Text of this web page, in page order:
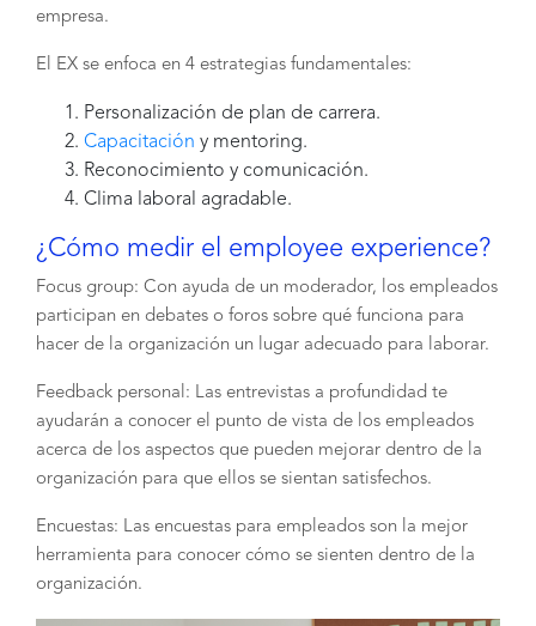
empresa.
El EX se enfoca en 4 estrategias fundamentales:
Personalización de plan de carrera.
Capacitación y mentoring.
Reconocimiento y comunicación.
Clima laboral agradable.
¿Cómo medir el employee experience?
Focus group: Con ayuda de un moderador, los empleados
participan en debates o foros sobre qué funciona para
hacer de la organización un lugar adecuado para laborar.
Feedback personal: Las entrevistas a profundidad te
ayudarán a conocer el punto de vista de los empleados
acerca de los aspectos que pueden mejorar dentro de la
organización para que ellos se sientan satisfechos.
Encuestas: Las encuestas para empleados son la mejor
herramienta para conocer cómo se sienten dentro de la
organización.